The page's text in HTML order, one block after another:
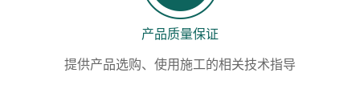
产品质量保证
提供产品选购、使用施工的相关技术指导